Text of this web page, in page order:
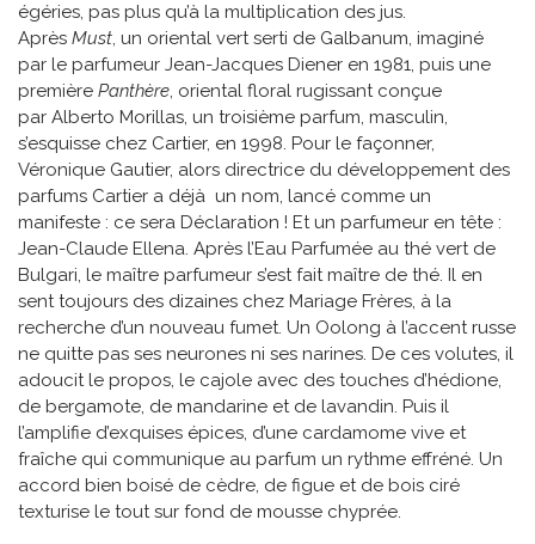
égéries, pas plus qu’à la multiplication des jus.
Après Must, un oriental vert serti de Galbanum, imaginé
par le parfumeur Jean-Jacques Diener en 1981, puis une
première Panthère, oriental floral rugissant conçue
par Alberto Morillas, un troisième parfum, masculin,
s’esquisse chez Cartier, en 1998. Pour le façonner,
Véronique Gautier, alors directrice du développement des
parfums Cartier a déjà un nom, lancé comme un
manifeste : ce sera Déclaration ! Et un parfumeur en tête :
Jean-Claude Ellena. Après l’Eau Parfumée au thé vert de
Bulgari, le maître parfumeur s’est fait maître de thé. Il en
sent toujours des dizaines chez Mariage Frères, à la
recherche d’un nouveau fumet. Un Oolong à l’accent russe
ne quitte pas ses neurones ni ses narines. De ces volutes, il
adoucit le propos, le cajole avec des touches d’hédione,
de bergamote, de mandarine et de lavandin. Puis il
l’amplifie d’exquises épices, d’une cardamome vive et
fraîche qui communique au parfum un rythme effréné. Un
accord bien boisé de cèdre, de figue et de bois ciré
texturise le tout sur fond de mousse chyprée.